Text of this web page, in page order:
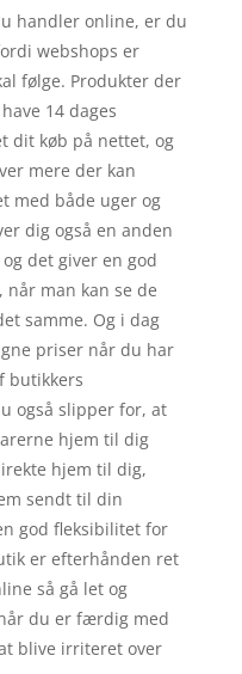
handler online, er du
webshops er
følge. Produkter der
14 dages
dit køb på nettet, og
mere der kan
med både uger og
dig også en anden
det giver en god
man kan se de
samme. Og i dag
priser når du har
butikkers
også slipper for, at
hjem til dig
hjem til dig,
sendt til din
god fleksibilitet for
er efterhånden ret
så gå let og
du er færdig med
blive irriteret over